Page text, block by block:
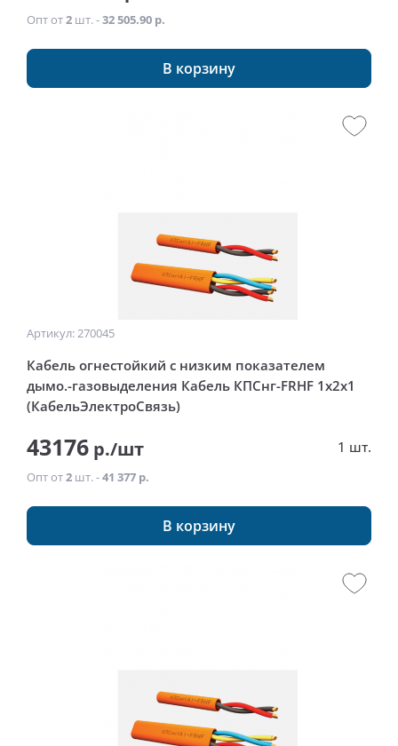
Опт от2 шт. -32 505.90 р.
В корзину
Артикул: 270045
Кабель огнестойкий с низким показателем
дымо.-газовыделения Кабель КПСнг-FRHF 1x2x1
(КабельЭлектроСвязь)
43176 р./шт 1 шт.
Опт от2 шт. -41 377 р.
В корзину